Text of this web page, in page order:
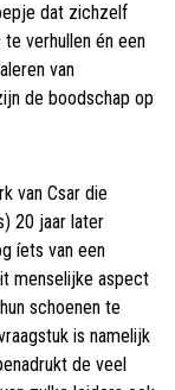
dat zichzelf
verhullen én een
van
de boodschap op
van Csar die
20 jaar later
íets van een
menselijke aspect
schoenen te
is namelijk
de veel